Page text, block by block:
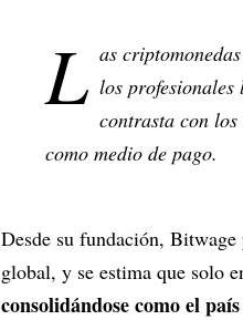
L as
los
contrasta con
como medio de pago.
Desde su fundación,
global, y se estima que solo
consolidándose como el